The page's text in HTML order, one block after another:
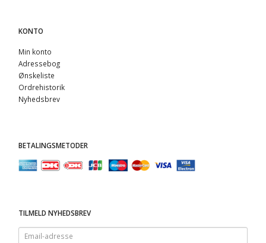
KONTO
Min konto
Adressebog
Ønskeliste
Ordrehistorik
Nyhedsbrev
BETALINGSMETODER
TILMELD NYHEDSBREV
Email-
adresse